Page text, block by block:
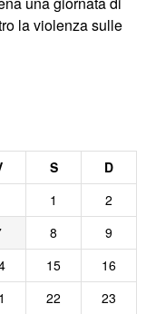
la violenza sulle
S
D
1
2
8
9
15
16
22 23